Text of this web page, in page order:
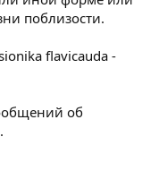
поблизости.
flavicauda -
об